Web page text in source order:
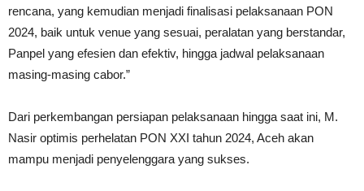
rencana, yang kemudian menjadi finalisasi pelaksanaan PON
2024, baik untuk venue yang sesuai, peralatan yang berstandar,
Panpel yang efesien dan efektiv, hingga jadwal pelaksanaan
masing-masing cabor.”
Dari perkembangan persiapan pelaksanaan hingga saat ini, M.
Nasir optimis perhelatan PON XXI tahun 2024, Aceh akan
mampu menjadi penyelenggara yang sukses.